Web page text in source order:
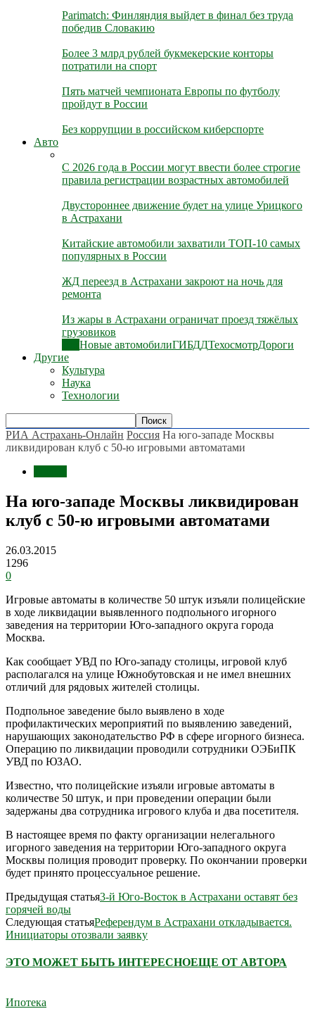
Parimatch: Финляндия выйдет в финал без труда
победив Словакию
Более 3 млрд рублей букмекерские конторы
потратили на спорт
Пять матчей чемпионата Европы по футболу
пройдут в России
Без коррупции в российском киберспорте
Авто
С 2026 года в России могут ввести более строгие
правила регистрации возрастных автомобилей
Двустороннее движение будет на улице Урицкого
в Астрахани
Китайские автомобили захватили ТОП-10 самых
популярных в России
ЖД переезд в Астрахани закроют на ночь для
ремонта
Из жары в Астрахани ограничат проезд тяжёлых
грузовиков
Новые автомобилиГИБДДТехосмотрДороги
Другие
Культура
Наука
Технологии
РИА Астрахань-Онлайн Россия На юго-западе Москвы
ликвидирован клуб с 50-ю игровыми автоматами
На юго-западе Москвы ликвидирован
клуб с 50-ю игровыми автоматами
26.03.2015
1296
0
Игровые автоматы в количестве 50 штук изъяли полицейские
в ходе ликвидации выявленного подпольного игорного
заведения на территории Юго-западного округа города
Москва.
Как сообщает УВД по Юго-западу столицы, игровой клуб
располагался на улице Южнобутовская и не имел внешних
отличий для рядовых жителей столицы.
Подпольное заведение было выявлено в ходе
профилактических мероприятий по выявлению заведений,
нарушающих законодательство РФ в сфере игорного бизнеса.
Операцию по ликвидации проводили сотрудники ОЭБиПК
УВД по ЮЗАО.
Известно, что полицейские изъяли игровые автоматы в
количестве 50 штук, и при проведении операции были
задержаны два сотрудника игрового клуба и два посетителя.
В настоящее время по факту организации нелегального
игорного заведения на территории Юго-западного округа
Москвы полиция проводит проверку. По окончании проверки
будет принято процессуальное решение.
Предыдущая статья3-й Юго-Восток в Астрахани оставят без
горячей воды
Следующая статьяРеферендум в Астрахани откладывается.
Инициаторы отозвали заявку
ЭТО МОЖЕТ БЫТЬ ИНТЕРЕСНОЕЩЕ ОТ АВТОРА
Ипотека